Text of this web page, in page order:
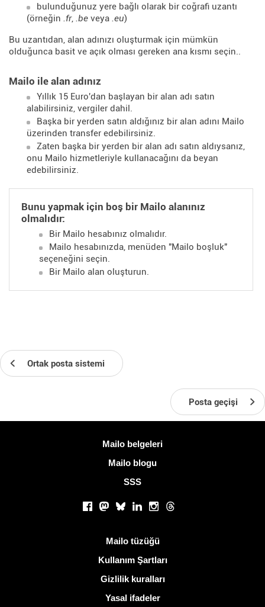
bulunduğunuz yere bağlı olarak bir coğrafi uzantı
(örneğin .fr, .be veya .eu)
Bu uzantıdan, alan adınızı oluşturmak için mümkün
olduğunca basit ve açık olması gereken ana kısmı seçin..
Mailo ile alan adınız
Yıllık 15 Euro'dan başlayan bir alan adı satın
alabilirsiniz, vergiler dahil.
Başka bir yerden satın aldığınız bir alan adını Mailo
üzerinden transfer edebilirsiniz.
Zaten başka bir yerden bir alan adı satın aldıysanız,
onu Mailo hizmetleriyle kullanacağını da beyan
edebilirsiniz.
Bunu yapmak için boş bir Mailo alanınız
olmalıdır:
Bir Mailo hesabınız olmalıdır.
Mailo hesabınızda, menüden "Mailo boşluk"
seçeneğini seçin.
Bir Mailo alan oluşturun.
Ortak posta sistemi
Posta geçişi
Mailo belgeleri
Mailo blogu
SSS
Facebook
Mastodon
BlueskyLinkedInInstagram
Threads
Mailo tüzüğü
Kullanım Şartları
Gizlilik kuralları
Yasal ifadeler